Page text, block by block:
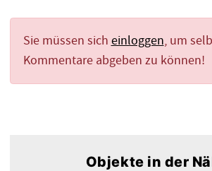
Sie müssen sich einloggen, um
Kommentare abgeben zu können!
Objekte in der